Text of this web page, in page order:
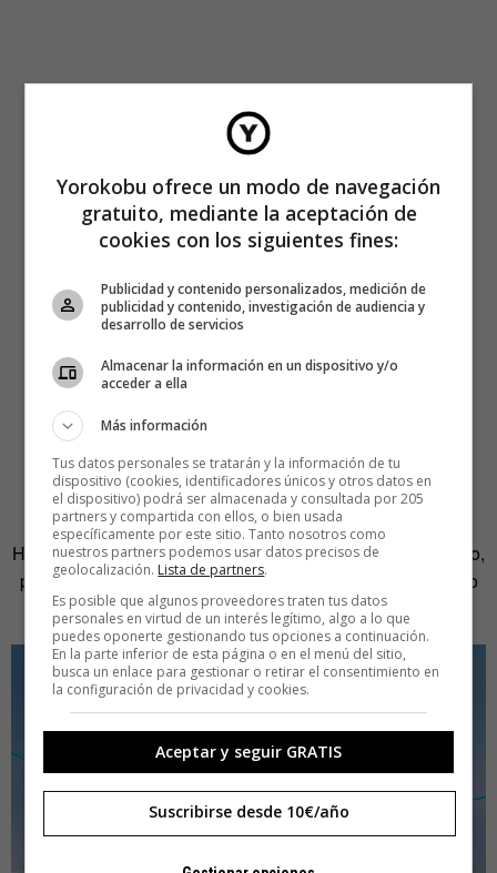
5.-Tender la ropa es un arte
Hay formas yformas de tender la ropa. Esto tiene ya un año,
pero cuando salió me lo perdí y, la verdad, me ha parecido
muy simpático.
Yorokobu ofrece un modo de navegación
gratuito, mediante la aceptación de
cookies con los siguientes fines:
Publicidad y contenido personalizados, medición de
publicidad y contenido, investigación de audiencia y
desarrollo de servicios
Almacenar la información en un dispositivo y/o
acceder a ella
Más información
Tus datos personales se tratarán y la información de tu
dispositivo (cookies, identificadores únicos y otros datos en
el dispositivo) podrá ser almacenada y consultada por 205
partners y compartida con ellos, o bien usada
específicamente por este sitio. Tanto nosotros como
nuestros partners podemos usar datos precisos de
geolocalización. Lista de partners.
Es posible que algunos proveedores traten tus datos
personales en virtud de un interés legítimo, algo a lo que
puedes oponerte gestionando tus opciones a continuación.
En la parte inferior de esta página o en el menú del sitio,
busca un enlace para gestionar o retirar el consentimiento en
la configuración de privacidad y cookies.
Aceptar y seguir GRATIS
Suscribirse desde 10€/año